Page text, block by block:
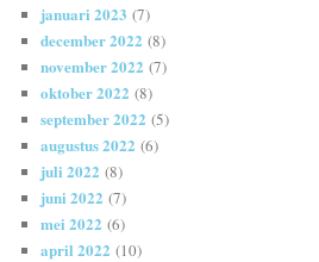
januari 2023 (7)
december 2022 (8)
november 2022 (7)
oktober 2022 (8)
september 2022 (5)
augustus 2022 (6)
juli 2022 (8)
juni 2022 (7)
mei 2022 (6)
april 2022 (10)